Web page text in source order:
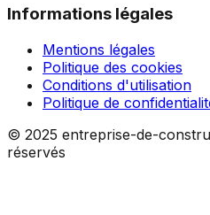
Informations légales
Mentions légales
Politique des cookies
Conditions d'utilisation
Politique de
© 2025 entreprise-de-
réservés